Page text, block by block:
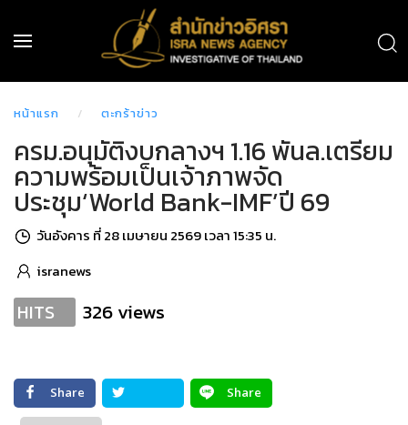
หน้าแรก ตะกร้าข่าว
ครม.อนุมัติงบกลางฯ 1.16 พันล.เตรียม
ความพร้อมเป็นเจ้าภาพจัด
ประชุม‘World Bank-IMF’ปี 69
วันอังคาร ที่ 28 เมษายน 2569 เวลา 15:35 น.
isranews
HITS 326 views
Share
Share